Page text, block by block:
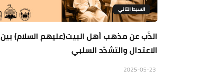
السبط الثاني
الذَب عن مذهب أهل البيت(عليهم السلام) بين
الاعتدال والتشدّد السلبي